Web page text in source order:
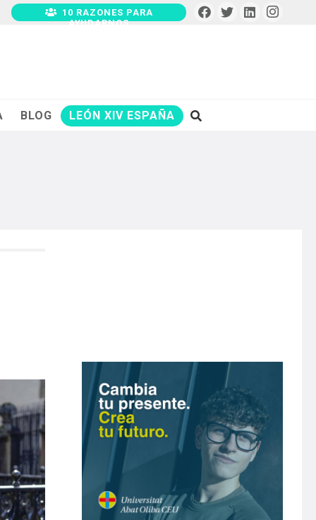
10 RAZONES PARA
AYUDARNOS
BLOG LEÓN XIV ESPAÑA